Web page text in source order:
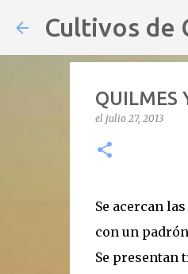
Cultivos de
QUILMES
el julio 27, 2013
Se acercan
con un
Se